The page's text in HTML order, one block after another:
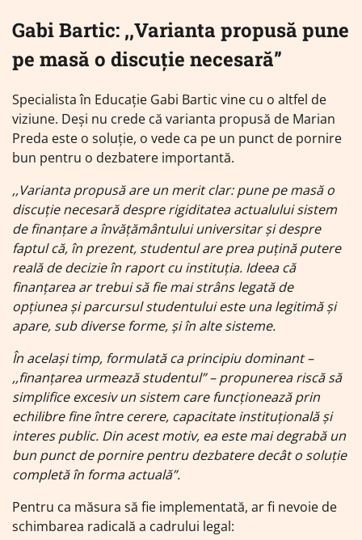
Gabi Bartic: ,,Varianta propusă pune
pe masă o discuție necesară”
Specialista în Educație Gabi Bartic vine cu o altfel de
viziune. Deși nu crede că varianta propusă de Marian
Preda este o soluție, o vede ca pe un punct de pornire
bun pentru o dezbatere importantă.
,,Varianta propusă are un merit clar: pune pe masă o
discuție necesară despre rigiditatea actualului sistem
de finanțare a învățământului universitar și despre
faptul că, în prezent, studentul are prea puțină putere
reală de decizie în raport cu instituția. Ideea că
finanțarea ar trebui să fie mai strâns legată de
opțiunea și parcursul studentului este una legitimă și
apare, sub diverse forme, și în alte sisteme.
În același timp, formulată ca principiu dominant –
,,finanțarea urmează studentul” – propunerea riscă să
simplifice excesiv un sistem care funcționează prin
echilibre fine între cerere, capacitate instituțională și
interes public. Din acest motiv, ea este mai degrabă un
bun punct de pornire pentru dezbatere decât o soluție
completă în forma actuală”.
Pentru ca măsura să fie implementată, ar fi nevoie de
schimbarea radicală a cadrului legal: